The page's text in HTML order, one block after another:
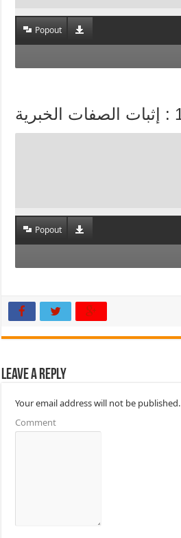
Popout
Popout
Leave a Reply
Your email address will not be published.
Comment